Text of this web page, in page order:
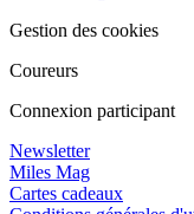
Gestion des cookies
Coureurs
Connexion participant
Newsletter
Miles Mag
Cartes cadeaux